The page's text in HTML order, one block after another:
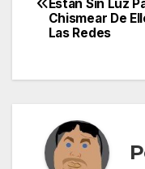
de
Están Sin Luz
Chismear De
Las Redes